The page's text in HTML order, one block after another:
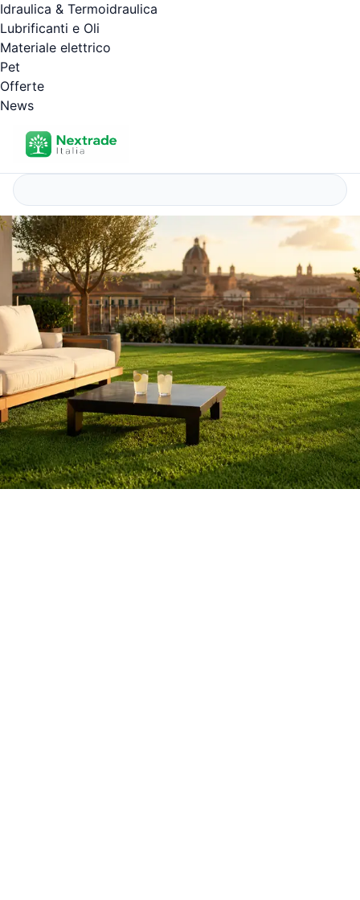
Idraulica & Termoidraulica
Lubrificanti e Oli
Materiale elettrico
Pet
Offerte
News